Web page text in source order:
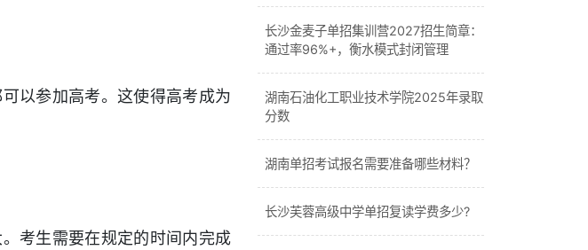
以参加高考。这使得高考成为
考生需要在规定的时间内完成
长沙金麦子单招集训营2027招生简章：
通过率96%+，衡水模式封闭管理
湖南石油化工职业技术学院2025年录取
分数
湖南单招考试报名需要准备哪些材料？
长沙芙蓉高级中学单招复读学费多少?